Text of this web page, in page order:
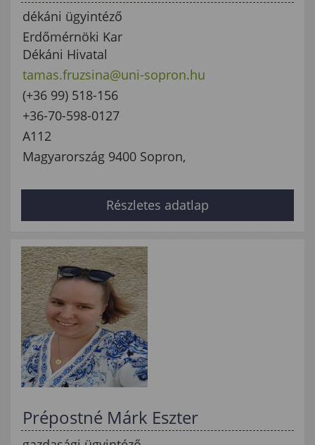
dékáni ügyintéző
Erdőmérnöki Kar
Dékáni Hivatal
tamas.fruzsina@uni-sopron.hu
(+36 99) 518-156
+36-70-598-0127
A112
Magyarország 9400 Sopron,
Részletes adatlap
Prépostné Márk Eszter